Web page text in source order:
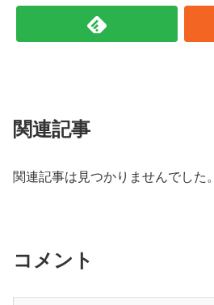
関連記事
関連記事は見つかりませんでした。
コメント